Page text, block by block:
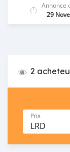
Annonce
29
2
Prix
LRD